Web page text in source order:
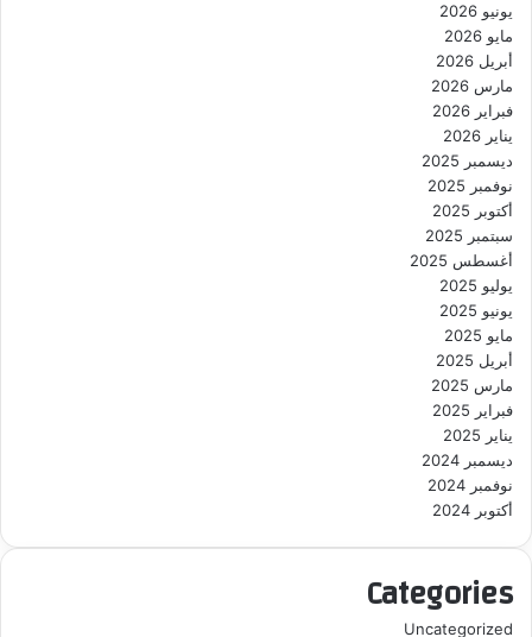
يونيو 2026
مايو 2026
أبريل 2026
مارس 2026
فبراير 2026
يناير 2026
ديسمبر 2025
نوفمبر 2025
أكتوبر 2025
سبتمبر 2025
أغسطس 2025
يوليو 2025
يونيو 2025
مايو 2025
أبريل 2025
مارس 2025
فبراير 2025
يناير 2025
ديسمبر 2024
نوفمبر 2024
أكتوبر 2024
Categories
Uncategorized